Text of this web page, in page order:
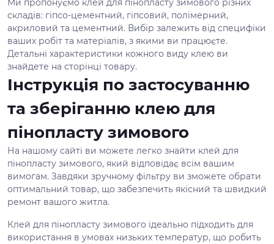
Ми пропонуємо клей для пінопласту зимового різних
складів: гіпсо-цементний, гіпсовий, полімерний,
акриловий та цементний. Вибір залежить від специфіки
ваших робіт та матеріалів, з якими ви працюєте.
Детальні характеристики кожного виду клею ви
знайдете на сторінці товару.
Інструкція по застосуванню
та зберіганню клею для
пінопласту зимового
На нашому сайті ви можете легко знайти клей для
пінопласту зимового, який відповідає всім вашим
вимогам. Завдяки зручному фільтру ви зможете обрати
оптимальний товар, що забезпечить якісний та швидкий
ремонт вашого житла.
Клей для пінопласту зимового ідеально підходить для
використання в умовах низьких температур, що робить